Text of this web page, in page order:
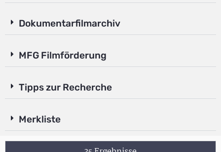
Dokumentarfilmarchiv
MFG Filmförderung
Tipps zur Recherche
Merkliste